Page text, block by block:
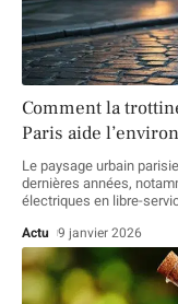
Comment la
Paris aide
Le paysage urbain
dernières années,
électriques en libre-
Actu 9 janvier 2026